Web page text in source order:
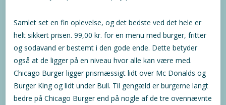
Samlet set en fin oplevelse, og det bedste ved det hele er
helt sikkert prisen. 99,00 kr. for en menu med burger, fritter
og sodavand er bestemt i den gode ende. Dette betyder
også at de ligger på en niveau hvor alle kan være med.
Chicago Burger ligger prismæssigt lidt over Mc Donalds og
Burger King og lidt under Bull. Til gengæld er burgerne langt
bedre på Chicago Burger end på nogle af de tre ovennævnte